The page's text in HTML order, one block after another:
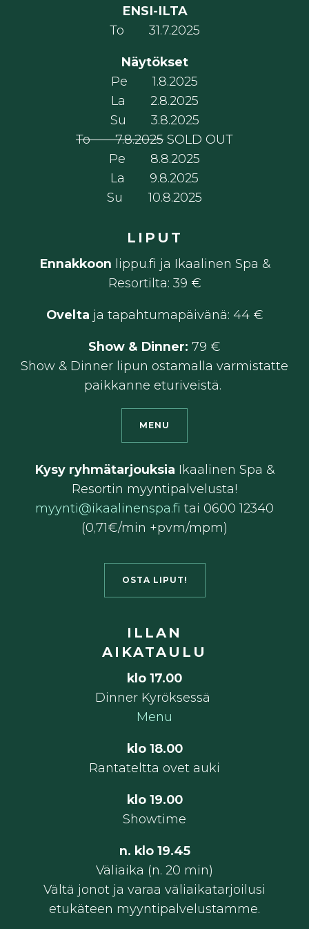
ENSI-ILTA
To 31.7.2025
Näytökset
Pe 1.8.2025
La 2.8.2025
Su 3.8.2025
To 7.8.2025 SOLD OUT
Pe 8.8.2025
La 9.8.2025
Su 10.8.2025
LIPUT
Ennakkoon lippu.fi ja Ikaalinen Spa &
Resortilta: 39 €
Ovelta ja tapahtumapäivänä: 44 €
Show & Dinner: 79 €
Show & Dinner lipun ostamalla varmistatte
paikkanne eturiveistä.
MENU
Kysy ryhmätarjouksia Ikaalinen Spa &
Resortin myyntipalvelusta!
myynti@ikaalinenspa.fi tai 0600 12340
(0,71€/min +pvm/mpm)
OSTA LIPUT!
ILLAN
AIKATAULU
klo 17.00
Dinner Kyröksessä
Menu
klo 18.00
Rantateltta ovet auki
klo 19.00
Showtime
n. klo 19.45
Väliaika (n. 20 min)
Vältä jonot ja varaa väliaikatarjoilusi
etukäteen myyntipalvelustamme.